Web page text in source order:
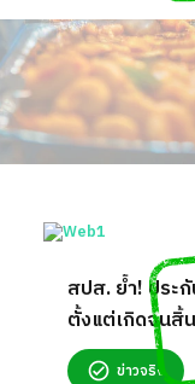
สปส. ย้ำ! ประ
ตั้งแต่เกิดจนสิ้
ข่าวจริง